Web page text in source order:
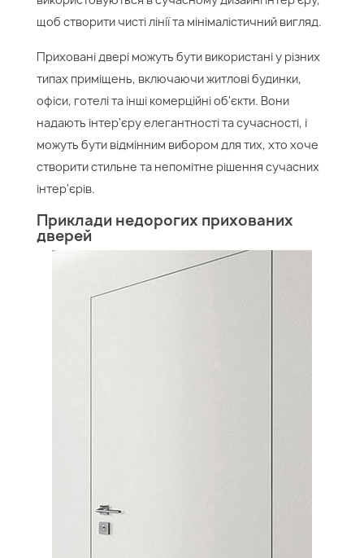
щоб створити чисті лінії та мінімалістичний вигляд.
Приховані двері можуть бути використані у різних
типах приміщень, включаючи житлові будинки,
офіси, готелі та інші комерційні об'єкти. Вони
надають інтер'єру елегантності та сучасності, і
можуть бути відмінним вибором для тих, хто хоче
створити стильне та непомітне рішення сучасних
інтер'єрів.
Приклади недорогих прихованих
дверей